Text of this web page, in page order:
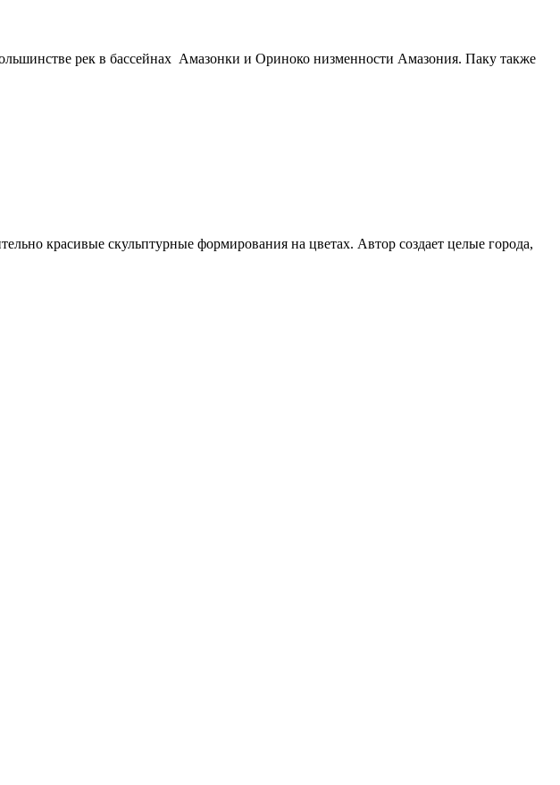
рек в бассейнах Амазонки и Ориноко низменности Амазония. Паку также
красивые скульптурные формирования на цветах. Автор создает целые города,